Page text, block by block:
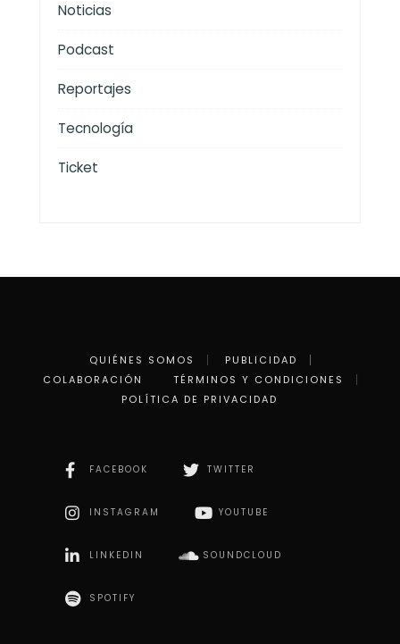
Noticias
Podcast
Reportajes
Tecnología
Ticket
QUIÉNES SOMOS
PUBLICIDAD
COLABORACIÓN
TÉRMINOS Y CONDICIONES
POLÍTICA DE PRIVACIDAD
FACEBOOK TWITTER
INSTAGRAM YOUTUBE
LINKEDIN SOUNDCLOUD
SPOTIFY